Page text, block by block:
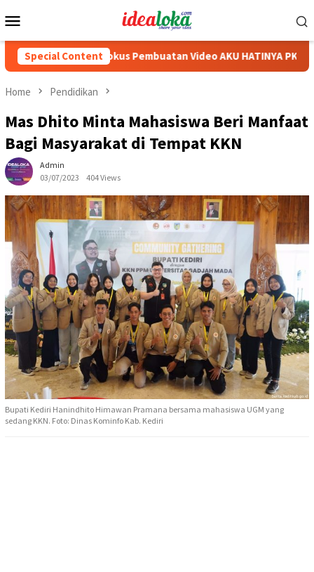
to
Menu
Special Content
Cabai Jadi Fokus Pembuatan Video AKU HATINYA PKK Kabupaten
Home Pendidikan
Mas Dhito Minta Mahasiswa Beri Manfaat
Bagi Masyarakat di Tempat KKN
Admin
03/07/2023
404 Views
Bupati Kediri Hanindhito Himawan Pramana bersama mahasiswa UGM yang
sedang KKN. Foto: Dinas Kominfo Kab. Kediri